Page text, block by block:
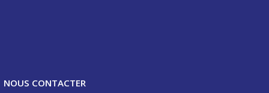
NOUS CONTACTER